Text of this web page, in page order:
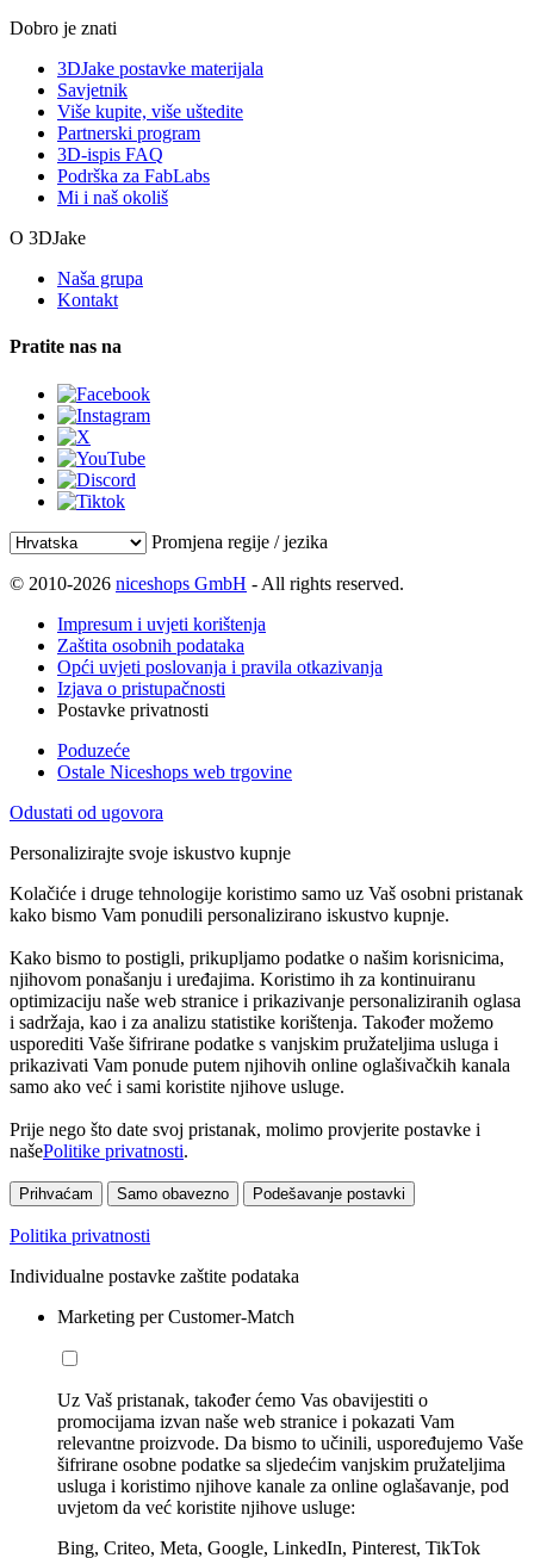
Dobro je znati
3DJake postavke materijala
Savjetnik
Više kupite, više uštedite
Partnerski program
3D-ispis FAQ
Podrška za FabLabs
Mi i naš okoliš
O 3DJake
Naša grupa
Kontakt
Pratite nas na
Promjena regije / jezika
© 2010-2026 niceshops GmbH - All rights reserved.
Impresum i uvjeti korištenja
Zaštita osobnih podataka
Opći uvjeti poslovanja i pravila otkazivanja
Izjava o pristupačnosti
Postavke privatnosti
Poduzeće
Ostale Niceshops web trgovine
Odustati od ugovora
Personalizirajte svoje iskustvo kupnje
Kolačiće i druge tehnologije koristimo samo uz Vaš osobni pristanak
kako bismo Vam ponudili personalizirano iskustvo kupnje.
Kako bismo to postigli, prikupljamo podatke o našim korisnicima,
njihovom ponašanju i uređajima. Koristimo ih za kontinuiranu
optimizaciju naše web stranice i prikazivanje personaliziranih oglasa
i sadržaja, kao i za analizu statistike korištenja. Također možemo
usporediti Vaše šifrirane podatke s vanjskim pružateljima usluga i
prikazivati Vam ponude putem njihovih online oglašivačkih kanala
samo ako već i sami koristite njihove usluge.
Prije nego što date svoj pristanak, molimo provjerite postavke i
našePolitike privatnosti.
Prihvaćam Samo obavezno Podešavanje postavki
Politika privatnosti
Individualne postavke zaštite podataka
Marketing per Customer-Match
Uz Vaš pristanak, također ćemo Vas obavijestiti o
promocijama izvan naše web stranice i pokazati Vam
relevantne proizvode. Da bismo to učinili, uspoređujemo Vaše
šifrirane osobne podatke sa sljedećim vanjskim pružateljima
usluga i koristimo njihove kanale za online oglašavanje, pod
uvjetom da već koristite njihove usluge:
Bing, Criteo, Meta, Google, LinkedIn, Pinterest, TikTok